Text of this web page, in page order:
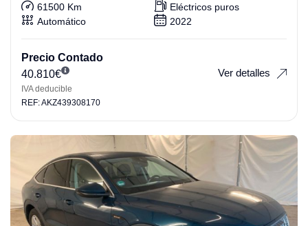
61500 Km
Eléctricos puros
Automático
2022
Precio Contado
40.810€
IVA deducible
Ver detalles
REF: AKZ439308170